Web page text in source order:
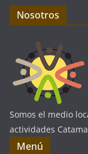
Nosotros
Somos el medio
actividades
Menú